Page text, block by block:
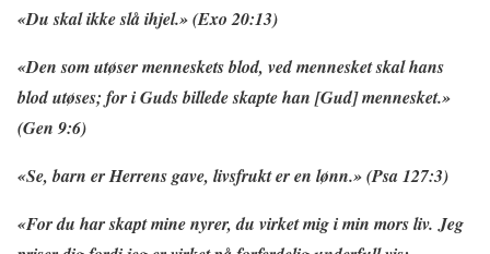
«Du skal ikke slå ihjel.» (Exo 20:13)
«Den som utøser menneskets blod, ved mennesket skal hans
blod utøses; for i Guds billede skapte han [Gud] mennesket.»
(Gen 9:6)
«Se, barn er Herrens gave, livsfrukt er en lønn.» (Psa 127:3)
«For du har skapt mine nyrer, du virket mig i min mors liv. Jeg